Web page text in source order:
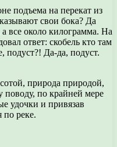
подъема на перекат из
свои бока? Да
все около килограмма. На
ответ: скобель кто там
подуст?! Да-да, подуст.
природа природой,
поводу, по крайней мере
удочки и привязав
по реке.